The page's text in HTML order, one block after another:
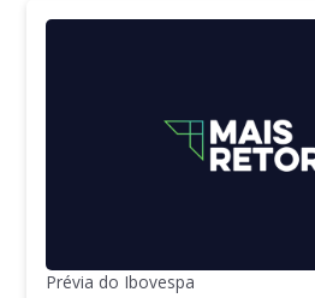
Prévia do Ibovespa